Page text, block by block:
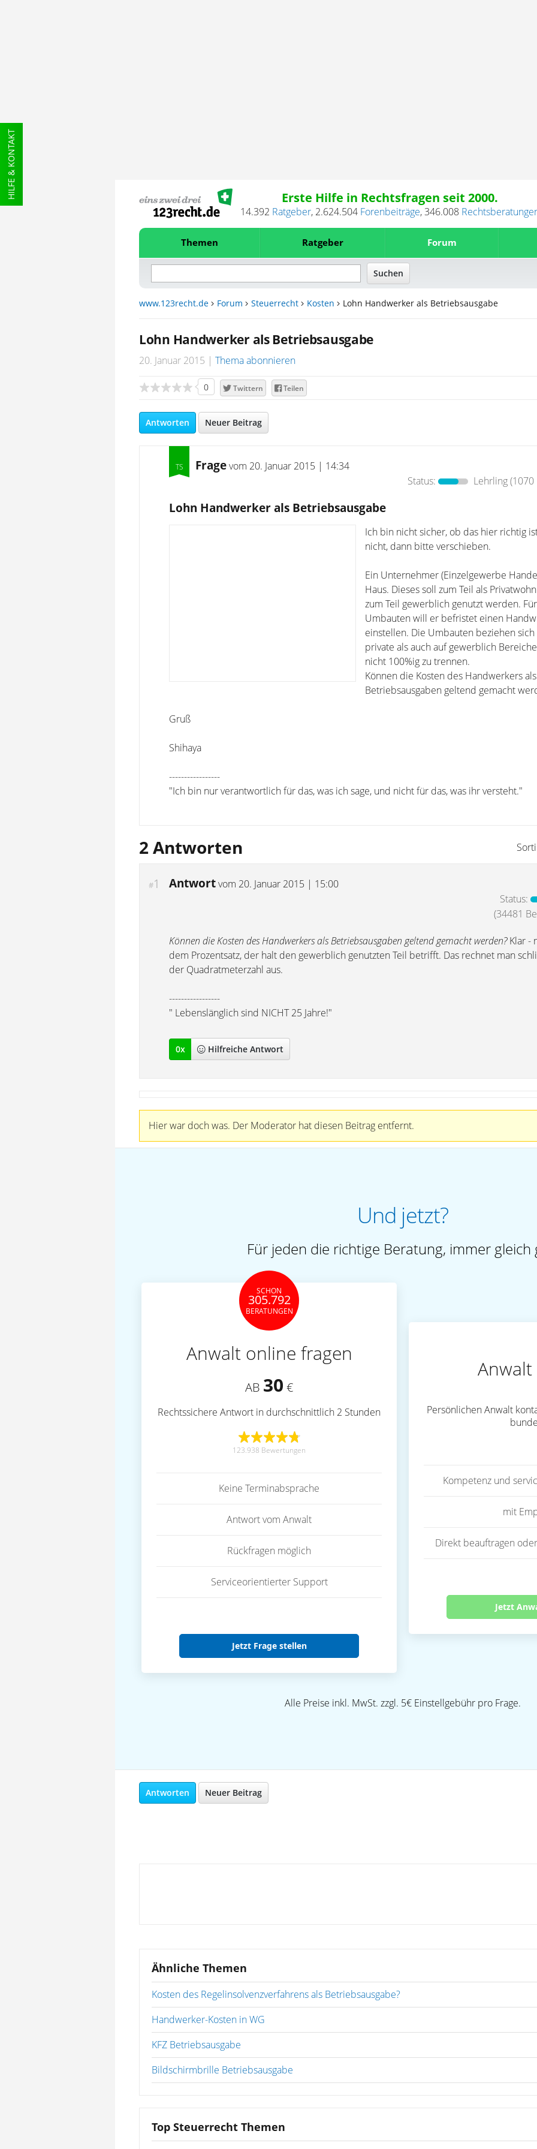
HILFE & KONTAKT Erste Hilfe in Rechtsfragen seit 2000.
14.392 Ratgeber, 2.624.504 Forenbeiträge,346.008
Themen Ratgeber Forum
www.123recht.de Forum Steuerrecht Kosten Lohn Handwerker als Betriebsausgabe
Lohn Handwerker als Betriebsausgabe
20. Januar 2015 Thema abonnieren
0 Twittern Teilen
Antworten Neuer Beitrag
Fragevom 20. Januar 2015 | 14:34
Status:
Lehrling(1070
Lohn Handwerker als Betriebsausgabe
Ich bin nicht sicher, ob das hier richtig
nicht, dann bitte verschieben.
Ein Unternehmer (Einzelgewerbe
Haus. Dieses soll zum Teil als
zum Teil gewerblich genutzt werden.
Umbauten will er befristet einen
einstellen. Die Umbauten beziehen
private als auch auf gewerblich
nicht 100%ig zu trennen.
Können die Kosten des Handwerkers als
Betriebsausgaben geltend gemacht
Gruß
Shihaya
-----------------
"Ich bin nur verantwortlich für das, was ich sage, und nicht für das, was ihr versteht."
2 Antworten
#1 Antwortvom 20. Januar 2015 | 15:00
Status:
(34481
Können die Kosten des Handwerkers als Betriebsausgaben geltend gemacht werden?Klar -
dem Prozentsatz, der halt den gewerblich genutzten Teil betrifft. Das rechnet man
der Quadratmeterzahl aus.
-----------------
" Lebenslänglich sind NICHT 25 Jahre!"
0x Hilfreiche Antwort
Hier war doch was. Der Moderator hat diesen Beitrag entfernt.
Und jetzt?
Für jeden die richtige Beratung, immer gleich
SCHON
305.792
BERATUNGEN
Anwalt online fragen
AB 30 €
Rechtssichere Antwort in durchschnittlich 2 Stunden
123.938 Bewertungen
Keine Terminabsprache
Antwort vom Anwalt
Rückfragen möglich
Serviceorientierter Support
Jetzt Frage stellen
Persönlichen Anwalt
Kompetenz und
mit
Direkt beauftragen
Jetzt
Alle Preise inkl. MwSt. zzgl. 5€ Einstellgebühr pro Frage.
Antworten Neuer Beitrag
Ähnliche Themen
Kosten des Regelinsolvenzverfahrens als Betriebsausgabe?
Handwerker-Kosten in WG
KFZ Betriebsausgabe
Bildschirmbrille Betriebsausgabe
Top Steuerrecht Themen